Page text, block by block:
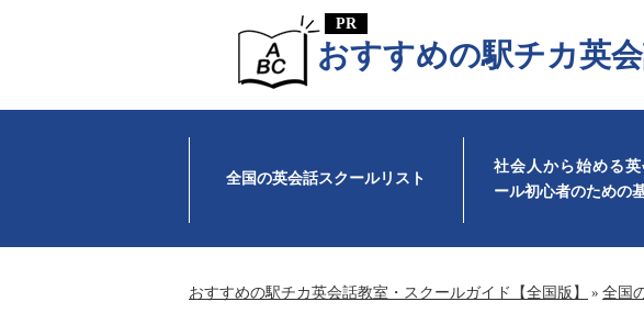
おすすめの駅チカ英
全国の英会話スクールリスト
社会人から始める英
ール初心者のための
おすすめの駅チカ英会話教室・スクールガイド【全国版】 » 全国